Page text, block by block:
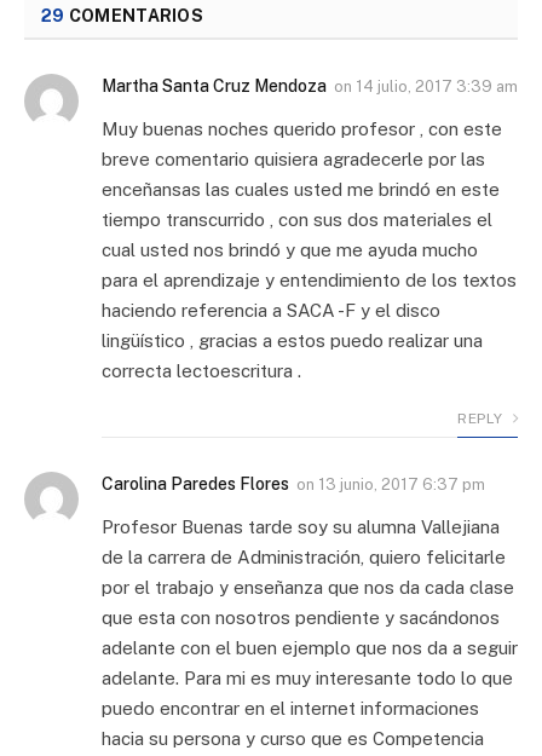
29 COMENTARIOS
Martha Santa Cruz Mendoza on 14 julio, 2017 3:39 am
Muy buenas noches querido profesor , con este
breve comentario quisiera agradecerle por las
enceñansas las cuales usted me brindó en este
tiempo transcurrido , con sus dos materiales el
cual usted nos brindó y que me ayuda mucho
para el aprendizaje y entendimiento de los textos
haciendo referencia a SACA -F y el disco
lingüístico , gracias a estos puedo realizar una
correcta lectoescritura .
REPLY
Carolina Paredes Flores on 13 junio, 2017 6:37 pm
Profesor Buenas tarde soy su alumna Vallejiana
de la carrera de Administración, quiero felicitarle
por el trabajo y enseñanza que nos da cada clase
que esta con nosotros pendiente y sacándonos
adelante con el buen ejemplo que nos da a seguir
adelante. Para mi es muy interesante todo lo que
puedo encontrar en el internet informaciones
hacia su persona y curso que es Competencia